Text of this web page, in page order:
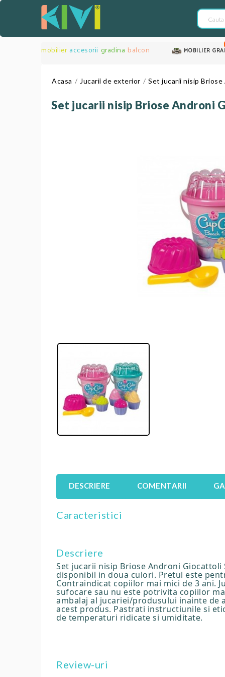
mobilier accesorii gradina balcon MOBILIER
Acasa Jucarii de exterior Set jucarii nisip
Set jucarii nisip Briose Androni
DESCRIERE COMENTARII
Caracteristici
Descriere
Set jucarii nisip Briose Androni
disponibil in doua culori. Pretul este
Contraindicat copiilor mai mici de 3 ani.
sufocare sau nu este potrivita copiilor
ambalaj al jucariei/produsului inainte de
acest produs. Pastrati instructiunile si
de temperaturi ridicate si umiditate.
Review-uri